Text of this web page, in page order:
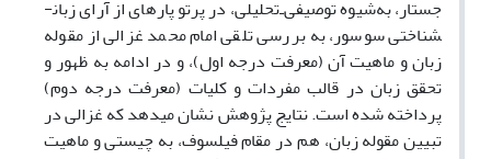
جستار، به‌شیوه توصیفی‌ـ‌تحلیلی، در پرتو پاره­ای از آرای زبان­
شناختی سوسور، به بررسی تلقی امام محمد غزالی از مقوله
زبان و ماهیت آن (معرفت درجه اول)، و در ادامه به ظهور و
تحقق زبان در قالب مفردات و کلیات (معرفت درجه دوم)
پرداخته شده است. نتایج پژوهش نشان می­دهد که غزالی در
تبیین مقوله زبان، هم در مقام فیلسوف، به چیستی و ماهیت